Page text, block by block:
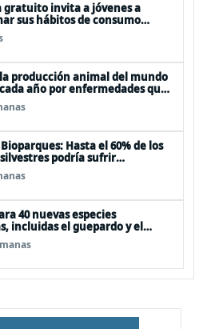
gratuito invita a jóvenes a
sus hábitos de consumo
alimenticio y de moda
la producción animal del mundo
año por enfermedades que
evitar
Hasta el 60% de los
podría sufrir
por dietas mal formuladas
40 nuevas especies
incluidas el guepardo y el